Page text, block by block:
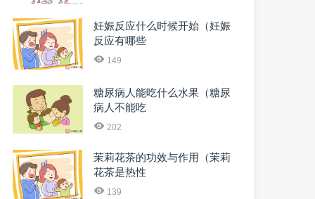
妊娠反应什么时候开始（妊娠
反应有哪些
149
糖尿病人能吃什么水果（糖尿
病人不能吃
202
茉莉花茶的功效与作用（茉莉
花茶是热性
139